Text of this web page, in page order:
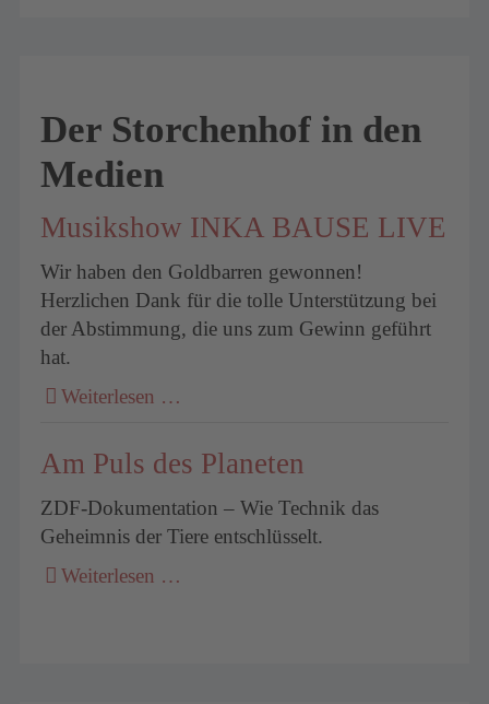
Der Storchenhof in den
Medien
Musikshow INKA BAUSE LIVE
Wir haben den Goldbarren gewonnen!
Herzlichen Dank für die tolle Unterstützung bei
der Abstimmung, die uns zum Gewinn geführt
hat.
Weiterlesen …
Am Puls des Planeten
ZDF-Dokumentation – Wie Technik das
Geheimnis der Tiere entschlüsselt.
Weiterlesen …